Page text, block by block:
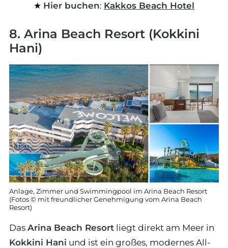
Hier buchen: Kakkos Beach Hotel
8. Arina Beach Resort (Kokkini
Hani)
Anlage, Zimmer und Swimmingpool im Arina Beach Resort
(Fotos © mit freundlicher Genehmigung vom Arina Beach
Resort)
Das Arina Beach Resort liegt direkt am Meer in
Kokkini Hani und ist ein großes, modernes All-